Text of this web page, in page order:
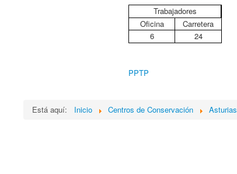
Trabajadores
Oficina
Carretera
6
24
PPTP
Está aquí: Inicio Centros de Conservación Asturias